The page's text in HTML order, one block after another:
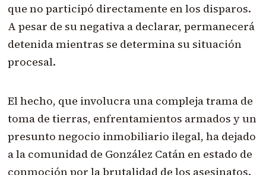
que no participó directamente en los disparos.
A pesar de su negativa a declarar, permanecerá
detenida mientras se determina su situación
procesal.
El hecho, que involucra una compleja trama de
toma de tierras, enfrentamientos armados y un
presunto negocio inmobiliario ilegal, ha dejado
a la comunidad de González Catán en estado de
conmoción por la brutalidad de los asesinatos.